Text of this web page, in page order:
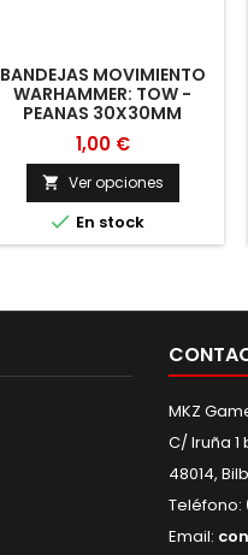
BANDEJAS MOVIMIENTO
WARHAMMER: TOW -
PEANAS 30X30MM
1,00 €
 Ver opciones
 En stock
MKZ
C/ Iruña 1
48014,
Teléfono:
Email: